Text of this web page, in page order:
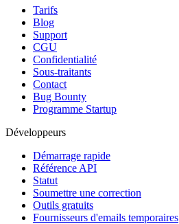
Tarifs
Blog
Support
CGU
Confidentialité
Sous-traitants
Contact
Bug Bounty
Programme Startup
Développeurs
Démarrage rapide
Référence API
Statut
Soumettre une correction
Outils gratuits
Fournisseurs d'emails temporaires